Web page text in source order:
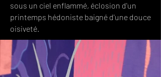
sous un ciel enflammé, éclosion d'un
printemps hédoniste baigné d'une douce
oisiveté.